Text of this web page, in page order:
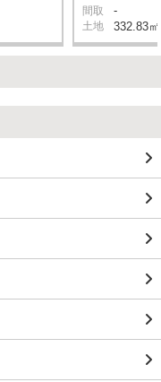
間取 -
土地 332.83㎡